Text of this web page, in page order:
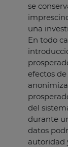
se
una
En todo
efectos
del
durante
datos
autoridad